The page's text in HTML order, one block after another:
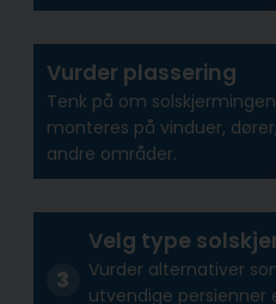
Vurder plassering
Tenk på om
monteres på vinduer,
andre områder.
Velg type
Vurder alternativer
utvendige persienner